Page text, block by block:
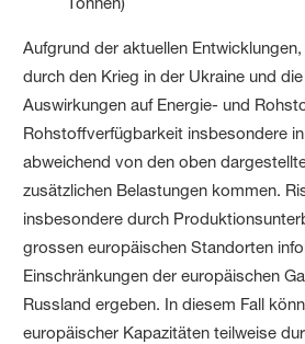
Aufgrund der aktuellen
durch den Krieg in der Ukraine und
Auswirkungen auf Energie- und
Rohstoffverfügbarkeit insbesondere
abweichend von den oben
zusätzlichen Belastungen kommen.
insbesondere durch
grossen europäischen Standorten
Einschränkungen der europäischen
Russland ergeben. In diesem Fall
europäischer Kapazitäten teilweise